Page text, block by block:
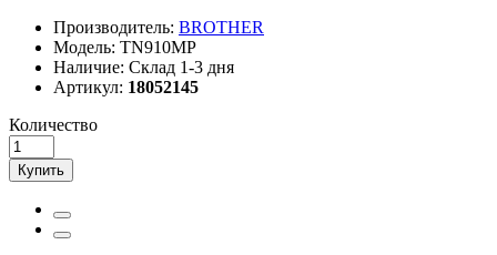
Производитель: BROTHER
Модель: TN910MP
Наличие: Склад 1-3 дня
Артикул: 18052145
Количество
Купить